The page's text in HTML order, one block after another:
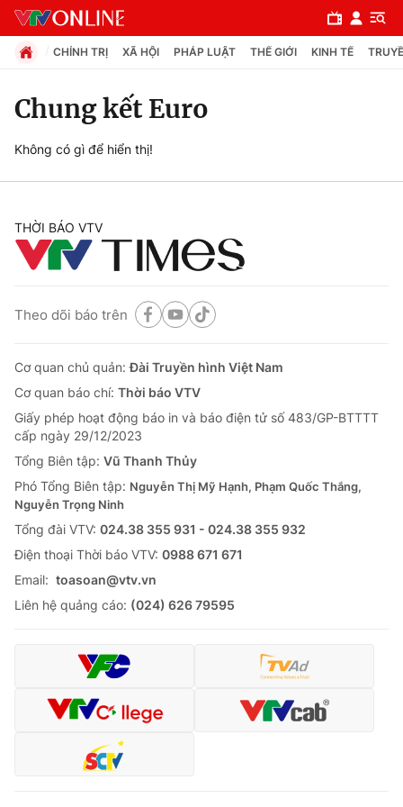
Chuyên mục
Chính trị
Xã hội
Thế giới
Tin tức
Thế giới đó đây
Câu chuyện quốc tế
Kinh tế
Tài chính
Thị trường
Góc doanh nghiệp
Dữ liệu và đời sống
Truyền hình
Phim VTV
Giải trí
Đời sống
Làm đẹp
Chất lượng cuộc sống
Giáo dục
Học trực tuyến
Công nghệ
CHÍNH TRỊ XÃ HỘI PHÁP LUẬT THẾ GIỚI KINH TẾ
Chung kết Euro
Không có gì để hiển thị!
THỜI BÁO VTV
Theo dõi báo trên
Cơ quan chủ quản:Đài Truyền hình Việt Nam
Cơ quan báo chí: Thời báo VTV
Giấy phép hoạt động báo in và báo điện tử số 483/GP-BTTTT
cấp ngày 29/12/2023
Tổng Biên tập: Vũ Thanh Thủy
Phó Tổng Biên tập: Nguyễn Thị Mỹ Hạnh, Phạm Quốc Thắng,
Nguyễn Trọng Ninh
Tổng đài VTV: 024.38 355 931 - 024.38 355 932
Ðiện thoại Thời báo VTV: 0988 671 671
Email: toasoan@vtv.vn
Liên hệ quảng cáo: (024) 626 79595